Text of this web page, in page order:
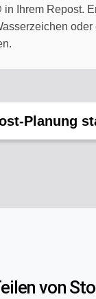
in Ihrem Repost.
oder
Planung
von